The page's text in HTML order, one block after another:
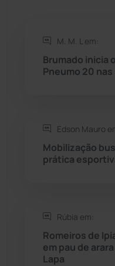
Rio do Antônio
Rio do Pires
Seabra
Sudoeste Baiano
M. M. L em:
Brumado inicia
Pneumo 20
Edson Mauro
Mobilização
prática
Rúbia em:
Romeiros de
em pau de
Lapa